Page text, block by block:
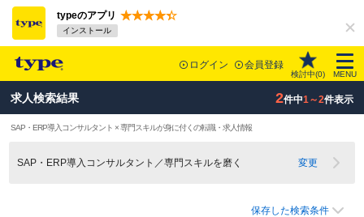
typeのアプリ
インストール
ログイン 会員登録
検討中(0) MENU
求人検索結果 2件中1～2件表示
SAP・ERP導入コンサルタント × 専門スキルが身に付くの転職・求人情報
SAP・ERP導入コンサルタント／専門スキルを磨く 変更
保存した検索条件